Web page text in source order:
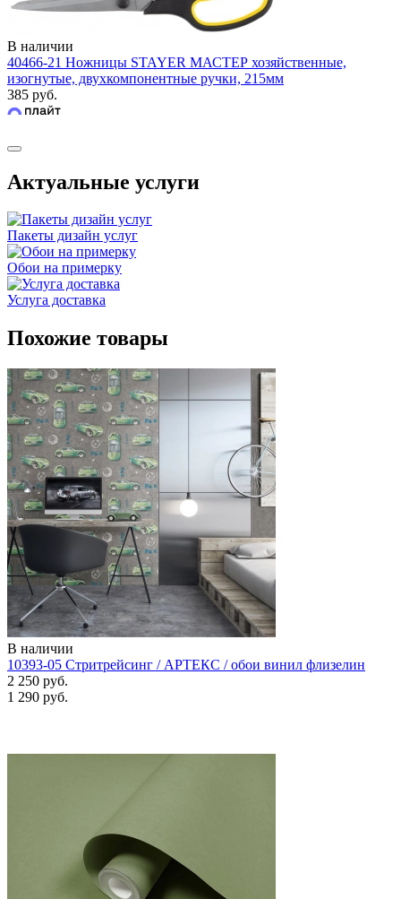
В наличии
40466-21 Ножницы STAYER МАСТЕР хозяйственные,
изогнутые, двухкомпонентные ручки, 215мм
385 руб.
Актуальные услуги
Пакеты дизайн услуг
Обои на примерку
Услуга доставка
Похожие товары
В наличии
10393-05 Стритрейсинг / АРТЕКС / обои винил флизелин
2 250 руб.
1 290 руб.